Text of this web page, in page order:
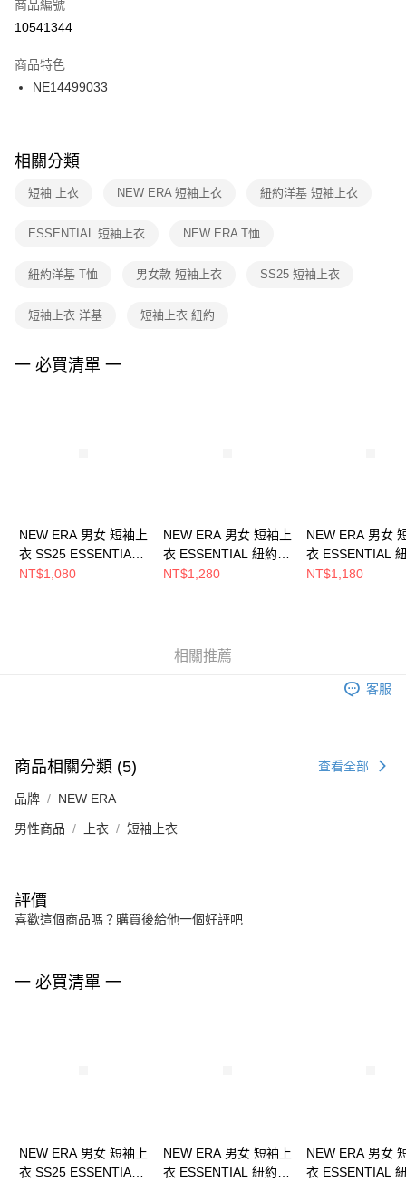
【「AFTEE先享後付」結帳流程】
１．於結帳方式選擇「AFTEE先享後付」後，將跳轉至「AFTEE先享後付」
２．訂單成立數日內，您將收到繳費通知簡訊。
３．收到繳費通知簡訊後14天內，點擊此簡訊中的連結，可透過四大超商／
ATM／網路銀行／等多元方式進行付款，方視為交易完成。
※ 交易是否成功請以「AFTEE先享後付 」之結帳頁面顯示為準，若有關於
是否繳費成功／繳費後需取消欲退款等相關疑問，請聯繫「AFTEE先享後付
客戶支援中心」
https://netprotections.freshdesk.com/support/home
１．透過由恩沛科技股份有限公司提供之「AFTEE先享後付」服務完成之交
權轉讓予恩沛科技股份有限公司。
３．未成年的使用者請事先徵得法定代理人或監護人之同意方可使用
４．使用「AFTEE先享後付」時，將依據個別帳號之用戶狀況，依本公司即
宅配
每筆NT$100，滿NT$1,500(含以上)免運費
付款後門市自取
每筆NT$100，滿NT$1,500(含以上)免運費
商品編號
10541344
商品特色
NE14499033
相關分類
短袖 上衣 NEW ERA 短袖上衣 紐約洋基 短袖上衣
ESSENTIAL 短袖上衣 NEW ERA T恤
紐約洋基 T恤 男女款 短袖上衣 SS25 短袖上衣
短袖上衣 洋基 短袖上衣 紐約
一 必買清單 一
NEW ERA 男女 短袖上
衣 SS25 ESSENTIAL
紐約洋基
NT$1,080
NEW ERA 男女 短袖上
衣 ESSENTIAL 紐約洋
基 NE14364817
NT$1,280
NEW ERA 男女
衣 ESSENTIAL
基 NE14364815
NT$1,180
相關推薦
客服
商品相關分類 (5) 查看全部
品牌 NEW ERA
男性商品 上衣 短袖上衣
評價
喜歡這個商品嗎？購買後給他一個好評吧
一 必買清單 一
NEW ERA 男女 短袖上
衣 SS25 ESSENTIAL
NEW ERA 男女 短袖上
衣 ESSENTIAL 紐約洋
NEW ERA 男女
衣 ESSENTIAL